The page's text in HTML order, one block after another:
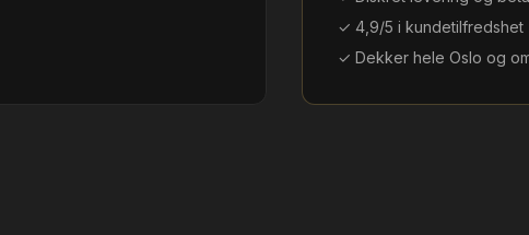
✓ 4,9/5 i kundetilfredshet
✓ Dekker hele Oslo og